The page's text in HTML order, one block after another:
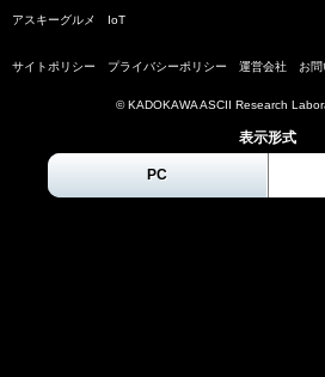
アスキーグルメ IoT
サイトポリシー プライバシーポリシー 運営会社 お
© KADOKAWA ASCII Research
表示形式
PC